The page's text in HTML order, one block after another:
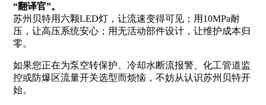
“翻译官”。
苏州贝特用六颗LED灯，让流速变得可见；用10MPa耐
压，让高压系统安心；用无活动部件设计，让维护成本归
零。
如果您正在为泵空转保护、冷却水断流报警、化工管道监
控或防爆区流量开关选型而烦恼，不妨从认识苏州贝特开
始。